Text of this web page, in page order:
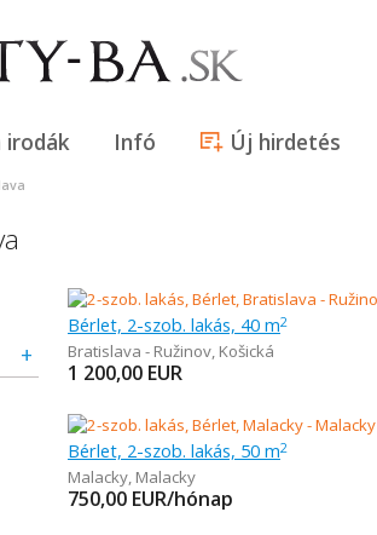
irodák Infó Új hirdetés
Bérlet, 2-szob. lakás, 40 m2
Bratislava - Ružinov, Košická
1 200,00 EUR
Bérlet, 2-szob. lakás, 50 m2
Malacky, Malacky
750,00 EUR/hónap